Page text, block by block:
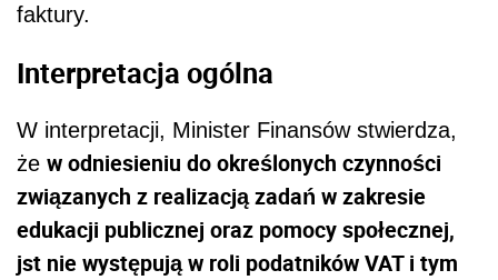
faktury.
Interpretacja ogólna
W interpretacji, Minister Finansów stwierdza,
że w odniesieniu do określonych czynności
związanych z realizacją zadań w zakresie
edukacji publicznej oraz pomocy społecznej,
jst nie występują w roli podatników VAT i tym